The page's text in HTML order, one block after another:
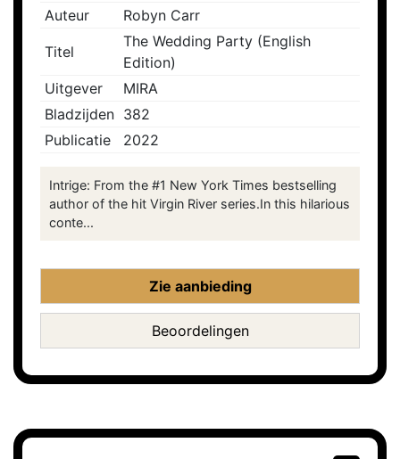
Auteur
Robyn Carr
Titel
The Wedding Party (English
Edition)
Uitgever
MIRA
Bladzijden 382
Publicatie
2022
Intrige: From the #1 New York Times bestselling
author of the hit Virgin River series.In this hilarious
conte...
Zie aanbieding
Beoordelingen